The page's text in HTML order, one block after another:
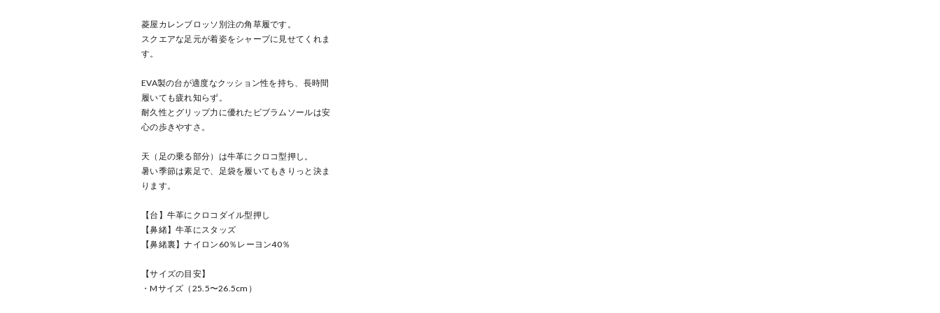
菱屋カレンブロッソ別注の角草履です。
スクエアな足元が着姿をシャープに見せてくれま
す。
EVA製の台が適度なクッション性を持ち、長時間
履いても疲れ知らず。
耐久性とグリップ力に優れたビブラムソールは安
心の歩きやすさ。
天（足の乗る部分）は牛革にクロコ型押し。
暑い季節は素足で、足袋を履いてもきりっと決ま
ります。
【台】牛革にクロコダイル型押し
【鼻緒】牛革にスタッズ
【鼻緒裏】ナイロン60％レーヨン40％
【サイズの目安】
・Mサイズ（25.5〜26.5cm）